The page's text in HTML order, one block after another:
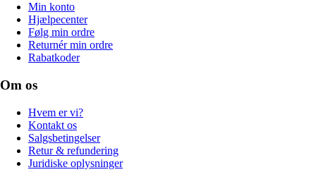
Min konto
Hjælpecenter
Følg min ordre
Returnér min ordre
Rabatkoder
Om os
Hvem er vi?
Kontakt os
Salgsbetingelser
Retur & refundering
Juridiske oplysninger